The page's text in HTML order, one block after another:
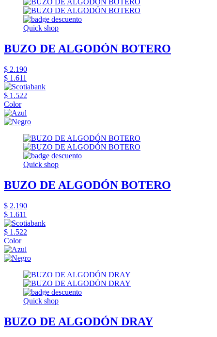
Quick shop
BUZO DE ALGODÓN BOTERO
$ 2.190
$ 1.611
$ 1.522
Color
Quick shop
BUZO DE ALGODÓN BOTERO
$ 2.190
$ 1.611
$ 1.522
Color
Quick shop
BUZO DE ALGODÓN DRAY